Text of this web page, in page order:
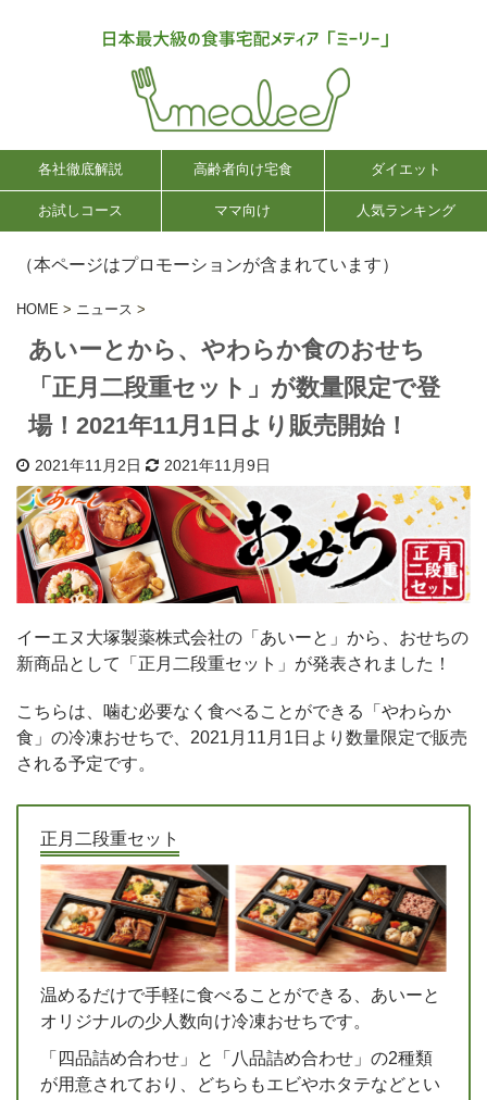
各社徹底解説 高齢者向け宅食 ダイエット
お試しコース ママ向け 人気ランキング
（本ページはプロモーションが含まれています）
HOME > ニュース >
あいーとから、やわらか食のおせち
「正月二段重セット」が数量限定で登
場！2021年11月1日より販売開始！
2021年11月2日 2021年11月9日
イーエヌ大塚製薬株式会社の「あいーと」から、おせちの
新商品として「正月二段重セット」が発表されました！
こちらは、噛む必要なく食べることができる「やわらか
食」の冷凍おせちで、2021月11月1日より数量限定で販売
される予定です。
正月二段重セット
温めるだけで手軽に食べることができる、あいーと
オリジナルの少人数向け冷凍おせちです。
「四品詰め合わせ」と「八品詰め合わせ」の2種類
が用意されており、どちらもエビやホタテなどとい